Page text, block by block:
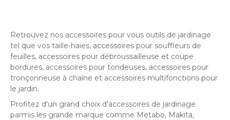
Retrouvez nos accessoires pour vous outils de jardinage
tel que vos taille-haies, accessoires pour souffleurs de
feuilles, accessoires pour débroussailleuse et coupe
bordures, accessoires pour tondeuses, accessoires pour
tronçonneuse à chaîne et accessoires multifonctions pour
le jardin.
Profitez d'un grand choix d'accessoires de jardinage
parmis les grande marque comme Metabo, Makita,